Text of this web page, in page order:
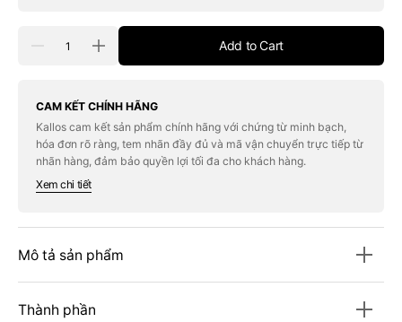
Decrease
Che
Điểm
MAC
Pro
Longwear
Concealer
Increase
quantity
Che
Điểm
MAC
Pro
Add to Cart
CAM KẾT CHÍNH HÃNG
Kallos cam kết sản phẩm chính hãng với chứng từ minh bạch,
hóa đơn rõ ràng, tem nhãn đầy đủ và mã vận chuyển trực tiếp từ
nhãn hàng, đảm bảo quyền lợi tối đa cho khách hàng.
Xem chi tiết
Mô tả sản phẩm
Thành phần